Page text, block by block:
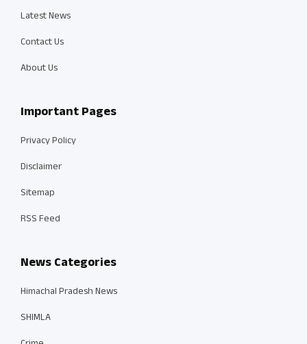
Latest News
Contact Us
About Us
Important Pages
Privacy Policy
Disclaimer
Sitemap
RSS Feed
News Categories
Himachal Pradesh News
SHIMLA